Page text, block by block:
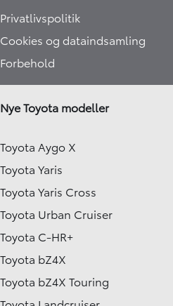
Privatlivspolitik
Cookies og dataindsamling
Forbehold
Nye Toyota modeller
Toyota Aygo X
Toyota Yaris
Toyota Yaris Cross
Toyota Urban Cruiser
Toyota C-HR+
Toyota bZ4X
Toyota bZ4X Touring